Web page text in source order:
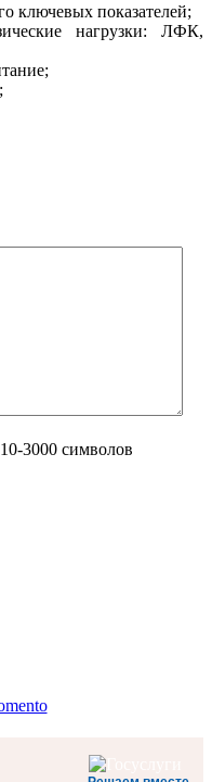
ключевых показателей;
нагрузки: ЛФК,
3000 символов